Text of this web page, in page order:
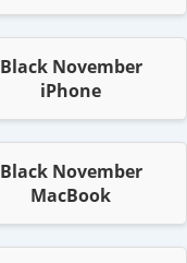
Black November
iPhone
Black November
MacBook